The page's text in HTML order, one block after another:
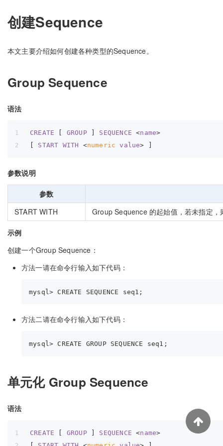
创建Sequence
本文主要介绍如何创建各种类型的Sequence。
Group Sequence
语法
CREATE GROUP ] SEQUENCE <name>
START WITH <numeric value> ]
参数说明
参数
START WITH
Group Sequence 的起始值，若未指定
示例
创建一个Group Sequence：
方法一请在命令行输入如下代码：
方法二请在命令行输入如下代码：
单元化 Group Sequence
语法
CREATE [ GROUP ] SEQUENCE <name>